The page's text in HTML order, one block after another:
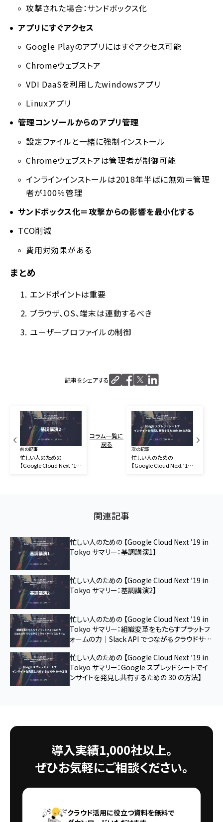
攻撃された場合：サンドボックス化
アプリにすぐアクセス
Google Playのアプリにはすぐアクセス可能
Chromeウェブストア
VDI DaaSを利用したwindowsアプリ
Linuxアプリ
管理コンソールからのアプリ管理
設定ファイルと一緒に強制インストール
Chromeウェブストアは管理者が制御可能
インラインインストールは2018年半ばに無効＝管理
者が100％管理
サンドボックス化＝攻撃からの影響を最小化する
TCO削減
費用対効果がある
まとめ
エンドポイントは重要
ブラウザ、OS、端末は連動するべき
ユーザープロファイルの制御
記事をシェアする
前の記事
忙しい人のための
【Google Cloud Next ’19
コラム一覧に
戻る
次の記事
忙しい人のための
【Google Cloud Next ’19
関連記事
忙しい人のための 【Google Cloud Next ’19 in
Tokyo サマリー：基調講演1】
忙しい人のための 【Google Cloud Next ’19 in
Tokyo サマリー：基調講演2】
忙しい人のための 【Google Cloud Next ’19 in
Tokyo サマリー：組織変革をもたらすプラットフ
ォームの力｜Slack API でつながるクラウドサー
忙しい人のための 【Google Cloud Next ’19 in
Tokyo サマリー：Google スプレッドシートでイ
ンサイトを発見し共有するための 30 の方法】
導入実績1,000社以上。
ぜひお気軽にご相談ください。
クラウド活用に役立つ資料を無料で